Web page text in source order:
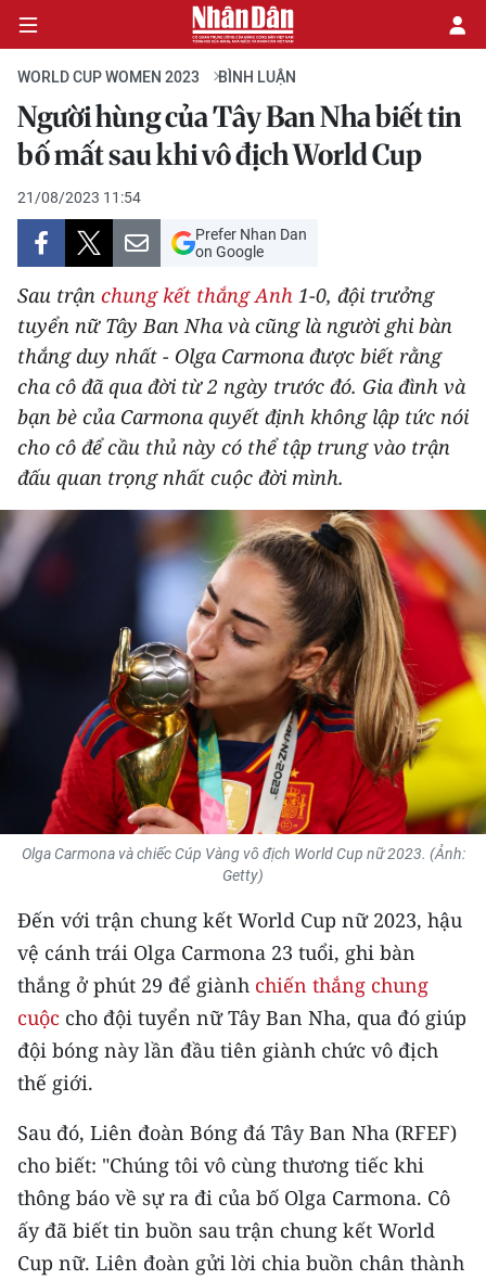
BÌNH LUẬN
KHOẢNH KHẮC
LỊCH THI ĐẤU
WORLD CUP WOMEN 2023 BÌNH LUẬN
Người hùng của Tây Ban Nha biết tin
bố mất sau khi vô địch World Cup
21/08/2023 11:54
Prefer Nhan Dan
on Google
Sau trận chung kết thắng Anh 1-0, đội trưởng
tuyển nữ Tây Ban Nha và cũng là người ghi bàn
thắng duy nhất - Olga Carmona được biết rằng
cha cô đã qua đời từ 2 ngày trước đó. Gia đình và
bạn bè của Carmona quyết định không lập tức nói
cho cô để cầu thủ này có thể tập trung vào trận
đấu quan trọng nhất cuộc đời mình.
Olga Carmona và chiếc Cúp Vàng vô địch World Cup nữ 2023. (Ảnh:
Getty)
Đến với trận chung kết World Cup nữ 2023, hậu
vệ cánh trái Olga Carmona 23 tuổi, ghi bàn
thắng ở phút 29 để giành chiến thắng chung
cuộc cho đội tuyển nữ Tây Ban Nha, qua đó giúp
đội bóng này lần đầu tiên giành chức vô địch
thế giới.
Sau đó, Liên đoàn Bóng đá Tây Ban Nha (RFEF)
cho biết: "Chúng tôi vô cùng thương tiếc khi
thông báo về sự ra đi của bố Olga Carmona. Cô
ấy đã biết tin buồn sau trận chung kết World
Cup nữ. Liên đoàn gửi lời chia buồn chân thành